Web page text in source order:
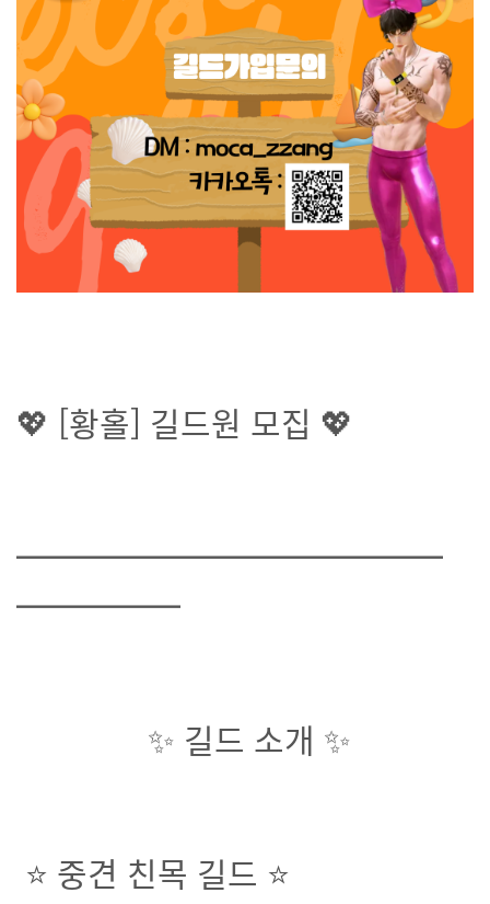
💖 [황홀] 길드원 모집 💖
━━━━━━━━━━━━━
━━━━━
✨ 길드 소개 ✨
⭐ 중견 친목 길드 ⭐